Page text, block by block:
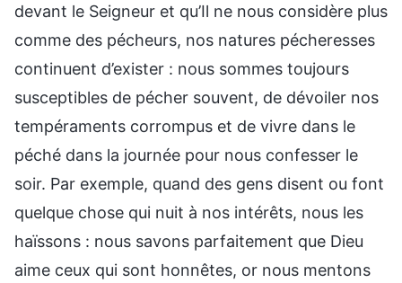
devant le Seigneur et qu’Il ne nous considère plus
comme des pécheurs, nos natures pécheresses
continuent d’exister : nous sommes toujours
susceptibles de pécher souvent, de dévoiler nos
tempéraments corrompus et de vivre dans le
péché dans la journée pour nous confesser le
soir. Par exemple, quand des gens disent ou font
quelque chose qui nuit à nos intérêts, nous les
haïssons : nous savons parfaitement que Dieu
aime ceux qui sont honnêtes, or nous mentons